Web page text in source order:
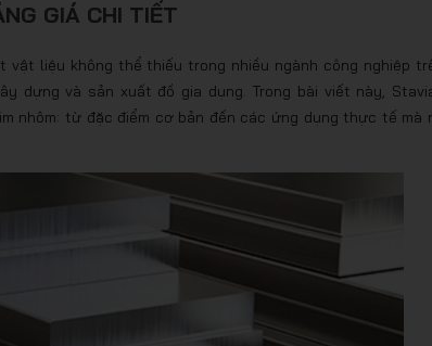
GIÁ CHI TIẾT
liệu không thể thiếu trong nhiều ngành công nghiệp
dựng và sản xuất đồ gia dụng. Trong bài viết này,
nhôm: từ đặc điểm cơ bản đến các ứng dụng thực tế mà